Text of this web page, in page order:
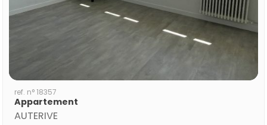
ref. n° 18357
Appartement
AUTERIVE